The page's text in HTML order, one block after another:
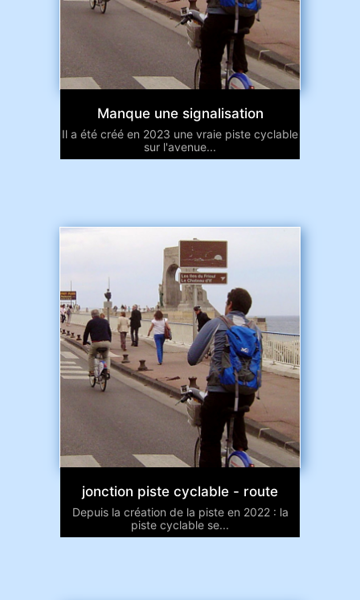
Manque une signalisation
Il a été créé en 2023 une vraie piste cyclable
sur l'avenue...
jonction piste cyclable - route
Depuis la création de la piste en 2022 : la
piste cyclable se...